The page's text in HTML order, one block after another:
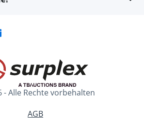
- Alle Rechte vorbehalten
AGB